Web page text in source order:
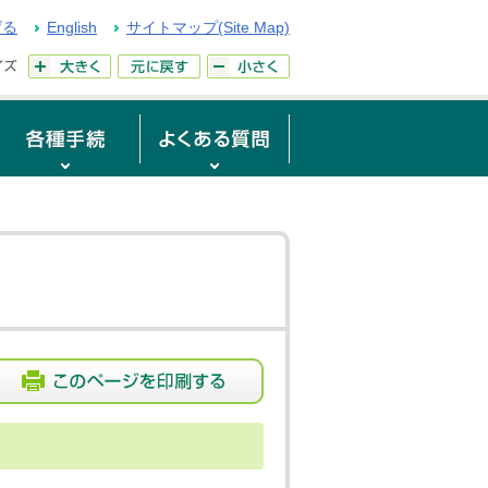
English サイトマップ(Site Map)